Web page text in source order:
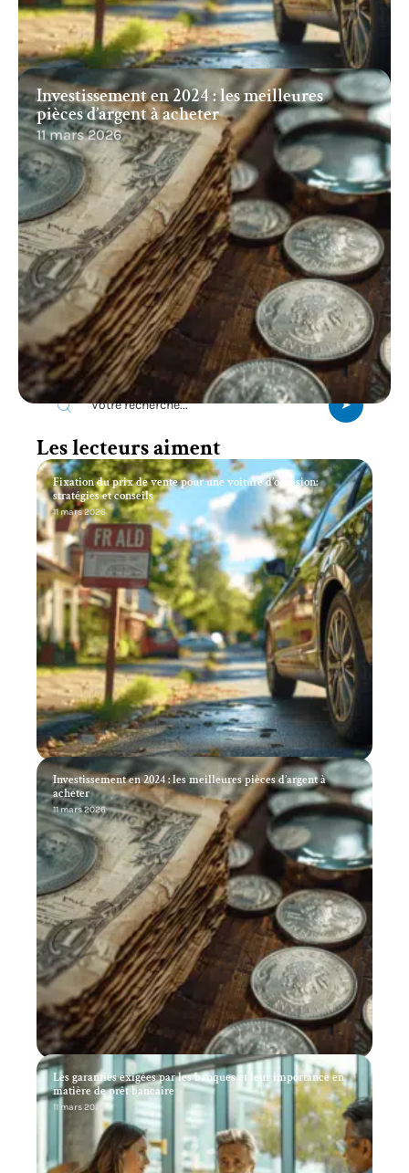
Investissement en 2024 : les meilleures
pièces d’argent à acheter
11 mars 2026
Recherche
Les lecteurs aiment
Fixation du prix de vente pour une voiture d’occasion:
stratégies et conseils
11 mars 2026
Investissement en 2024 : les meilleures pièces d’argent à
acheter
11 mars 2026
Les garanties exigées par les banques et leur importance en
matière de prêt bancaire
11 mars 2026